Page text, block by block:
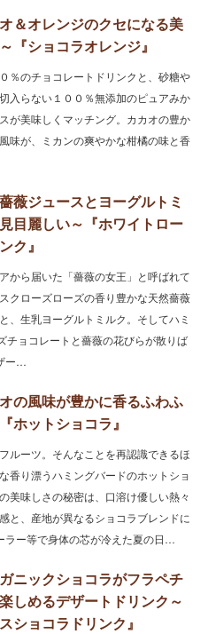
＆オレンジのクセになる美
『ショコラオレンジ』
％のチョコレートドリンクと、砂糖や
入らない１００％無添加のピュアみか
が美味しくマッチング。カカオの豊か
味が、ミカンの爽やかな柑橘の味と香
薇ジュースとヨーグルトミ
目麗しい～『ホワイトロー
ク』
から届いた「薔薇の女王」と呼ばれて
クローズローズの香り豊かな天然薔薇
、生乳ヨーグルトミルク。そしてハミ
チョコレートと薔薇の花びらが散りば
ー…
の風味が豊かに香るふわふ
ホットショコラ』
ルーツ。そんなことを再認識できるほ
香り漂うハミングバードのホットショ
美味しさの秘密は、口溶け優しい熱々
と、産地が異なるショコラブレンドに
ラー等で身体の芯が冷えた夏の日…
ニックショコラがフラペチ
しめるデザートドリンク～
ショコラドリンク』